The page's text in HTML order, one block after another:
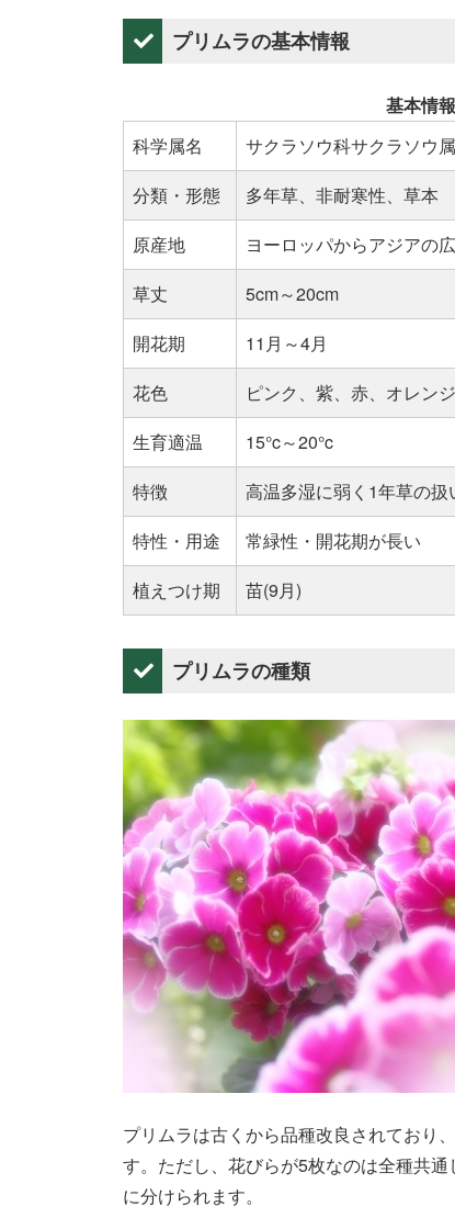
プリムラの基本情報
基本情報
科学属名
サクラソウ科サクラソウ
分類・形態
多年草、非耐寒性、草本
原産地
ヨーロッパからアジアの
草丈
5cm～20cm
開花期
11月～4月
花色
ピンク、紫、赤、オレン
生育適温
15°c～20°c
特徴
高温多湿に弱く1年草の扱
特性・用途
常緑性・開花期が長い
植えつけ期
苗(9月)
プリムラの種類
プリムラは古くから品種改良されており
す。ただし、花びらが5枚なのは全種共
に分けられます。